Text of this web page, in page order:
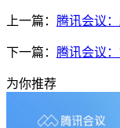
上一篇： 腾讯会议
下一篇： 腾讯会议
为你推荐